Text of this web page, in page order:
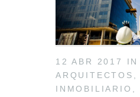
12 ABR 2017 IN
ARQUITECTOS ,
INMOBILIARIO ,